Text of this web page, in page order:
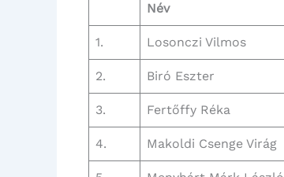
Név
1. Losonczi Vilmos
2. Biró Eszter
3. Fertőffy Réka
4. Makoldi Csenge Virág